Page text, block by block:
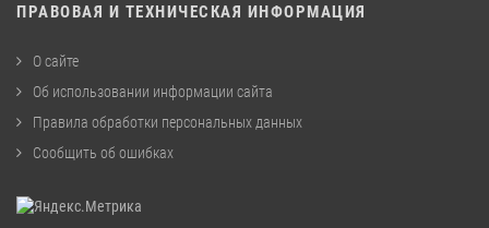
ПРАВОВАЯ И ТЕХНИЧЕСКАЯ ИНФОРМАЦИЯ
О сайте
Об использовании информации сайта
Правила обработки персональных данных
Сообщить об ошибках